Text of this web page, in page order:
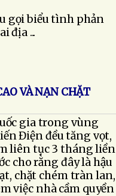
gọi biểu tình phản
địa ...
VÀ NẠN CHẶT
gia trong vùng
Điện đều tăng vọt,
liên tục 3 tháng liền
cho rằng đây là hậu
chặt chém tràn lan,
việc nhà cầm quyền